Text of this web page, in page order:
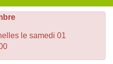
le samedi 01